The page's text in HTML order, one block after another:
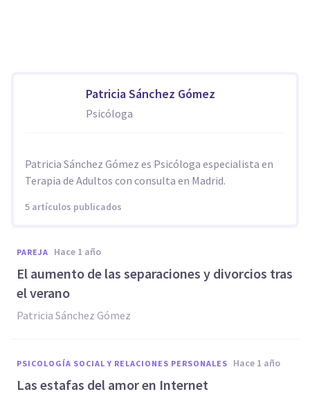
Patricia Sánchez Gómez
Psicóloga
Patricia Sánchez Gómez es Psicóloga especialista en
Terapia de Adultos con consulta en Madrid.
5 artículos publicados
PAREJA hace 1 año
El aumento de las separaciones y divorcios tras
el verano
Patricia Sánchez Gómez
PSICOLOGÍA SOCIAL Y RELACIONES PERSONALES hace 1 año
Las estafas del amor en Internet